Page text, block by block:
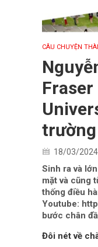
CÂU CHUYỆN
18/03/2024
Sinh ra và
mặt và cũng
thống điều
Youtube:
bước chân
Đôi nét về